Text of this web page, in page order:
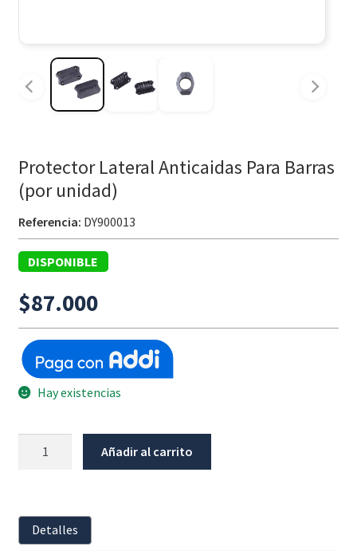
Protector Lateral Anticaidas Para Barras
(por unidad)
Referencia: DY900013
DISPONIBLE
$87.000
Hay existencias
Barras
(por
Añadir al carrito
Detalles